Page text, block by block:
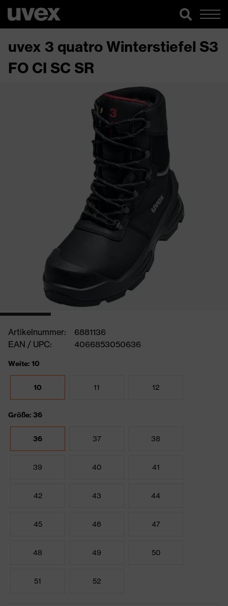
uvex 3 quatro Winterstiefel S3
FO CI SC SR
Artikelnummer:
6881136
EAN / UPC:
4066853050636
Weite: 10
10 11 12
Größe: 36
36 37 38
39 40 41
42 43 44
45 46 47
48 49 50
51 52